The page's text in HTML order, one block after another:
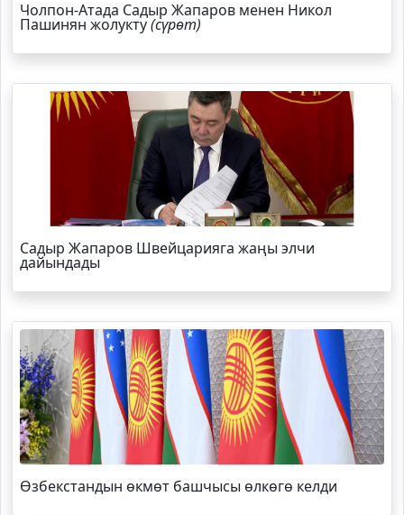
Чолпон-Атада Садыр Жапаров менен Никол
Пашинян жолукту(сүрөт)
Садыр Жапаров Швейцарияга жаңы элчи
дайындады
Өзбекстандын өкмөт башчысы өлкөгө келди